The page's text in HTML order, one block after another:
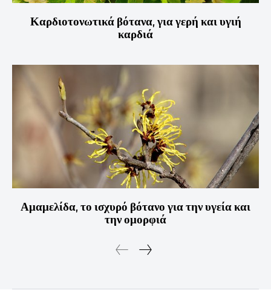
Καρδιοτονωτικά βότανα, για γερή και υγιή
καρδιά
Αμαμελίδα, το ισχυρό βότανο για την υγεία και
την ομορφιά